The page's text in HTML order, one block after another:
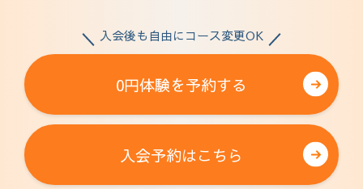
入会後も自由にコース変更OK
0円体験を予約する
入会予約はこちら